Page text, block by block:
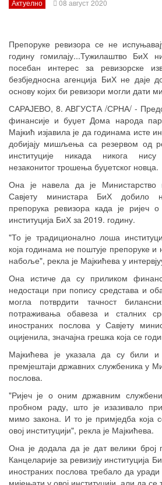
Актуелно 08 август 2020
Препоруке ревизора се не
годину гомилају...Тужилаштво БиХ
посебан интерес за ревизорске
безбједносна агенција БиХ не даје
основу којих би ревизори могли дати
САРАЈЕВО, 8. АВГУСТА /СРНА/ -
финансије и буџет Дома народа
Мајкић изјавила је да годинама исте
добијају мишљења са резервом од
институције никада никога
незаконитог трошења буџетског новца.
Она је навела да је Министарство
Савјету министара БиХ добило
препорука ревизора када је ријеч о
институција БиХ за 2019. годину.
"То је традиционално лоша
која годинама не поштује препоруке
набоље", рекла је Мајкићева у
Она истиче да су приликом
недостаци при попису средстава и
могла потврдити тачност
потраживања обавеза и сталних
иностраних послова у Савјету
оцијенила, значајна грешка која се
Мајкићева је указала да су били
премјештаји државних службеника у
послова.
"Ријеч је о оним државним
пробном раду, што је изазивало
мимо закона. И то је примједба
овој институцији", рекла је Мајкићева.
Она је додала да је дат велики број
Канцеларије за ревизију институција
иностраних послова требало да
мијењати у овој институцији, али да